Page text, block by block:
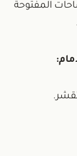
المفتوحة